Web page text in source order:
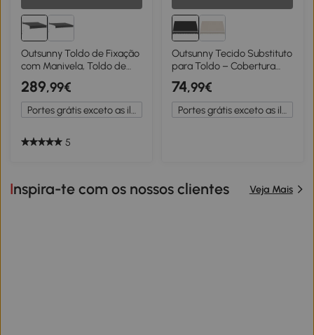
Outsunny Toldo de Fixação
com Manivela, Toldo de
Braços Articulados com Luz
Solar, Proteção Solar UV
50+ 300 cm de largura
Cinza
289,99€
5
Outsunny Tecido Substituto
para Toldo – Cobertura
Solar UPF 50+ para
Armação 3,5x2,5 m Cinza
Escuro
74,99€
Inspira-te com os nossos clientes Veja Mais